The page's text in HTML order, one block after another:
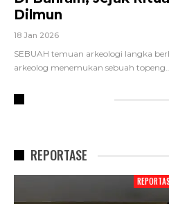
Dilmun
18 Jan 2026
SEBUAH temuan arkeologi langka
arkeolog menemukan sebuah topeng
REPORTASE